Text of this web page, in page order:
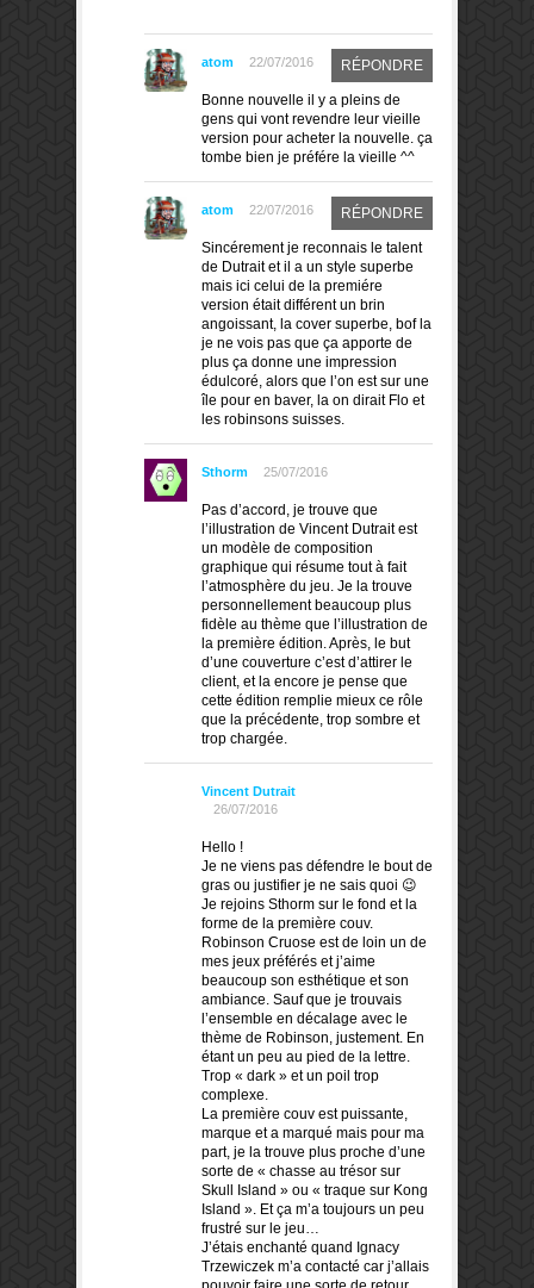
atom 22/07/2016 RÉPONDRE
Bonne nouvelle il y a pleins de
gens qui vont revendre leur vieille
version pour acheter la nouvelle. ça
tombe bien je préfére la vieille ^^
atom 22/07/2016 RÉPONDRE
Sincérement je reconnais le talent
de Dutrait et il a un style superbe
mais ici celui de la premiére
version était différent un brin
angoissant, la cover superbe, bof la
je ne vois pas que ça apporte de
plus ça donne une impression
édulcoré, alors que l’on est sur une
île pour en baver, la on dirait Flo et
les robinsons suisses.
Sthorm 25/07/2016
Pas d’accord, je trouve que
l’illustration de Vincent Dutrait est
un modèle de composition
graphique qui résume tout à fait
l’atmosphère du jeu. Je la trouve
personnellement beaucoup plus
fidèle au thème que l’illustration de
la première édition. Après, le but
d’une couverture c’est d’attirer le
client, et la encore je pense que
cette édition remplie mieux ce rôle
que la précédente, trop sombre et
trop chargée.
Vincent Dutrait
26/07/2016
Hello !
Je ne viens pas défendre le bout de
gras ou justifier je ne sais quoi 😉
Je rejoins Sthorm sur le fond et la
forme de la première couv.
Robinson Cruose est de loin un de
mes jeux préférés et j’aime
beaucoup son esthétique et son
ambiance. Sauf que je trouvais
l’ensemble en décalage avec le
thème de Robinson, justement. En
étant un peu au pied de la lettre.
Trop « dark » et un poil trop
complexe.
La première couv est puissante,
marque et a marqué mais pour ma
part, je la trouve plus proche d’une
sorte de « chasse au trésor sur
Skull Island » ou « traque sur Kong
Island ». Et ça m’a toujours un peu
frustré sur le jeu…
J’étais enchanté quand Ignacy
Trzewiczek m’a contacté car j’allais